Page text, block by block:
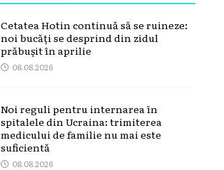
Cetatea Hotin continuă să se ruineze:
noi bucăți se desprind din zidul
prăbușit în aprilie
08.08.2026
Noi reguli pentru internarea în
spitalele din Ucraina: trimiterea
medicului de familie nu mai este
suficientă
08.08.2026